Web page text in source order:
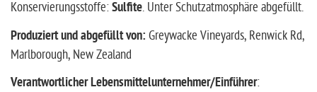
Konservierungsstoffe:Sulfite. Unter Schutzatmosphäre abgefüllt.
Produziert und abgefüllt von: Greywacke Vineyards, Renwick Rd,
Marlborough, New Zealand
Verantwortlicher Lebensmittelunternehmer/Einführer: